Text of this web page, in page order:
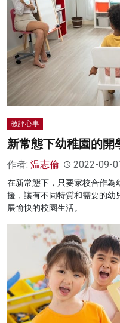
教評心事
新常態下幼稚園的開
作者: 温志倫 2022-09-
在新常態下，只要家校合作為
援，讓有不同特質和需要的幼
展愉快的校園生活。